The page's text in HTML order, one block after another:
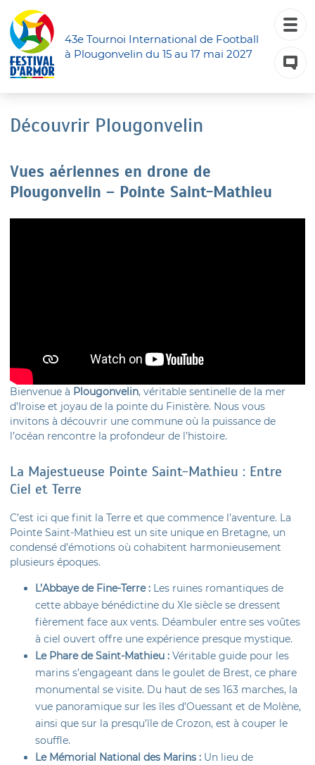
43e Tournoi International de Football
à Plougonvelin du 15 au 17 mai 2027
Découvrir Plougonvelin
Vues aériennes en drone de
Plougonvelin – Pointe Saint-Mathieu
Bienvenue à Plougonvelin, véritable sentinelle de la mer
d’Iroise et joyau de la pointe du Finistère. Nous vous
invitons à découvrir une commune où la puissance de
l’océan rencontre la profondeur de l’histoire.
La Majestueuse Pointe Saint-Mathieu : Entre
Ciel et Terre
C’est ici que finit la Terre et que commence l’aventure. La
Pointe Saint-Mathieu est un site unique en Bretagne, un
condensé d’émotions où cohabitent harmonieusement
plusieurs époques.
L’Abbaye de Fine-Terre : Les ruines romantiques de
cette abbaye bénédictine du XIe siècle se dressent
fièrement face aux vents. Déambuler entre ses voûtes
à ciel ouvert offre une expérience presque mystique.
Le Phare de Saint-Mathieu : Véritable guide pour les
marins s’engageant dans le goulet de Brest, ce phare
monumental se visite. Du haut de ses 163 marches, la
vue panoramique sur les îles d’Ouessant et de Molène,
ainsi que sur la presqu’île de Crozon, est à couper le
souffle.
Le Mémorial National des Marins : Un lieu de